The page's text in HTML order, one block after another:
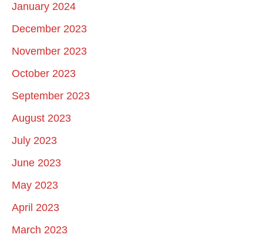
January 2024
December 2023
November 2023
October 2023
September 2023
August 2023
July 2023
June 2023
May 2023
April 2023
March 2023